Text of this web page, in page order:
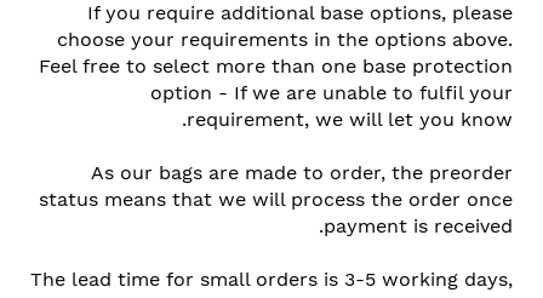
If you require additional base options, please
choose your requirements in the options above.
Feel free to select more than one base protection
option - If we are unable to fulfil your
requirement, we will let you know.
As our bags are made to order, the preorder
status means that we will process the order once
payment is received.
The lead time for small orders is 3-5 working days,